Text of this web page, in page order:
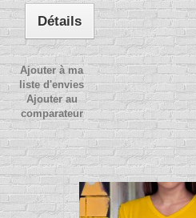
Détails
Ajouter à ma
liste d'envies
Ajouter au
comparateur